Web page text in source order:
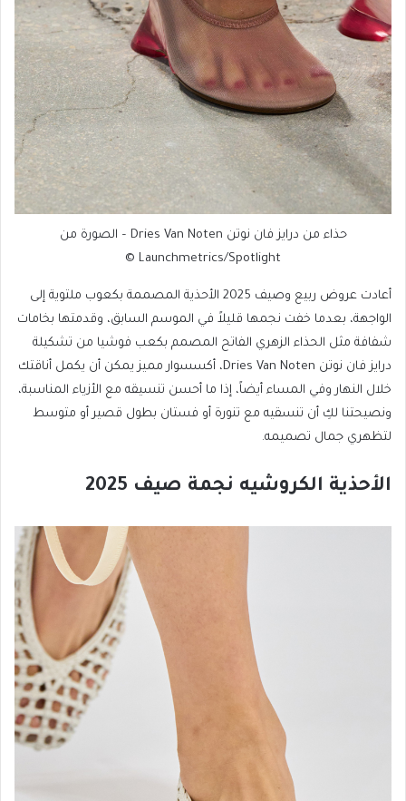
حذاء من درايز فان نوتن Dries Van Noten – الصورة من
Launchmetrics/Spotlight ©
أعادت عروض ربيع وصيف 2025 الأحذية المصممة بكعوب ملتوية إلى
الواجهة، بعدما خفت نجمها قليلاً في الموسم السابق، وقدمتها بخامات
شفافة مثل الحذاء الزهري الفاتح المصمم بكعب فوشيا من تشكيلة
درايز فان نوتن Dries Van Noten، أكسسوار مميز يمكن أن يكمل أناقتك
خلال النهار وفي المساء أيضاً، إذا ما أحسن تنسيقه مع الأزياء المناسبة،
ونصيحتنا لكِ أن تنسقيه مع تنورة أو فستان بطول قصير أو متوسط
لتظهري جمال تصميمه.
الأحذية الكروشيه نجمة صيف 2025